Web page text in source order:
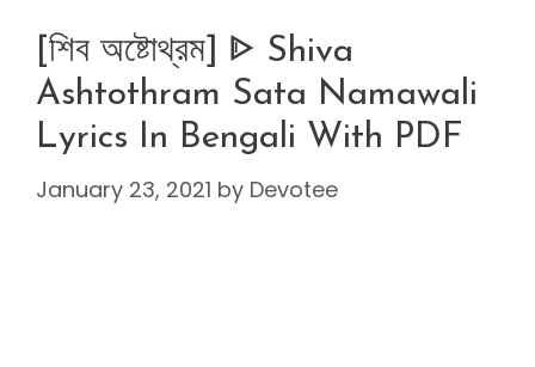
[শিব অষ্টোথ্রম] ᐈ Shiva
Ashtothram Sata Namawali
Lyrics In Bengali With PDF
January 23, 2021 by Devotee